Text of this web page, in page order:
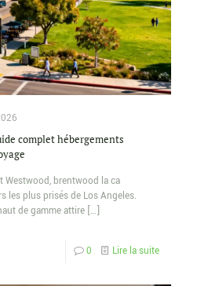
complet hébergements
Westwood, brentwood la ca
les plus prisés de Los Angeles.
de gamme attire […]
0 Lire la suite